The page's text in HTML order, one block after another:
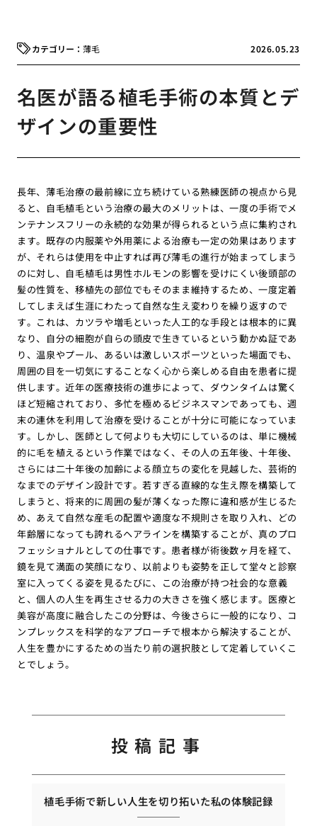
2026.05.23
薄毛
名医が語る植毛手術の本質とデ
ザインの重要性
長年、薄毛治療の最前線に立ち続けている熟練医師の視点から見
ると、自毛植毛という治療の最大のメリットは、一度の手術でメ
ンテナンスフリーの永続的な効果が得られるという点に集約され
ます。既存の内服薬や外用薬による治療も一定の効果はあります
が、それらは使用を中止すれば再び薄毛の進行が始まってしまう
のに対し、自毛植毛は男性ホルモンの影響を受けにくい後頭部の
髪の性質を、移植先の部位でもそのまま維持するため、一度定着
してしまえば生涯にわたって自然な生え変わりを繰り返すので
す。これは、カツラや増毛といった人工的な手段とは根本的に異
なり、自分の細胞が自らの頭皮で生きているという動かぬ証であ
り、温泉やプール、あるいは激しいスポーツといった場面でも、
周囲の目を一切気にすることなく心から楽しめる自由を患者に提
供します。近年の医療技術の進歩によって、ダウンタイムは驚く
ほど短縮されており、多忙を極めるビジネスマンであっても、週
末の連休を利用して治療を受けることが十分に可能になっていま
す。しかし、医師として何よりも大切にしているのは、単に機械
的に毛を植えるという作業ではなく、その人の五年後、十年後、
さらには二十年後の加齢による顔立ちの変化を見越した、芸術的
なまでのデザイン設計です。若すぎる直線的な生え際を構築して
しまうと、将来的に周囲の髪が薄くなった際に違和感が生じるた
め、あえて自然な産毛の配置や適度な不規則さを取り入れ、どの
年齢層になっても誇れるヘアラインを構築することが、真のプロ
フェッショナルとしての仕事です。患者様が術後数ヶ月を経て、
鏡を見て満面の笑顔になり、以前よりも姿勢を正して堂々と診察
室に入ってくる姿を見るたびに、この治療が持つ社会的な意義
と、個人の人生を再生させる力の大きさを強く感じます。医療と
美容が高度に融合したこの分野は、今後さらに一般的になり、コ
ンプレックスを科学的なアプローチで根本から解決することが、
人生を豊かにするための当たり前の選択肢として定着していくこ
とでしょう。
投稿記事
植毛手術で新しい人生を切り拓いた私の体験記録